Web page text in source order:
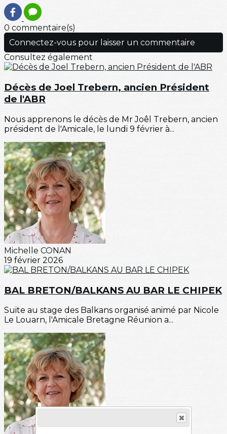
0 commentaire(s)
Connectez-vous pour laisser un commentaire
Consultez également
Décès de Joel Trebern, ancien Président
de l'ABR
Nous apprenons le décès de Mr Joêl Trebern, ancien
président de l'Amicale, le lundi 9 février à...
Michelle CONAN
19 février 2026
BAL BRETON/BALKANS AU BAR LE CHIPEK
Suite au stage des Balkans organisé animé par Nicole
Le Louarn, l'Amicale Bretagne Réunion a...